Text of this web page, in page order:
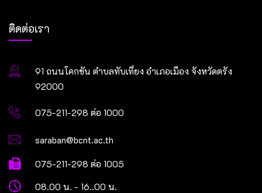
ติดต่อเรา
91 ถนนโคกขัน ตำบลทับเที่ยง อำเภอเมือง จังหวัดตรัง
92000
075-211-298 ต่อ 1000
saraban@bcnt.ac.th
075-211-298 ต่อ 1005
08.00 น. - 16..00 น.